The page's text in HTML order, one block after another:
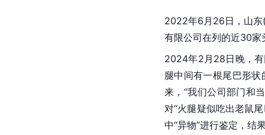
2022年6月26日，山东
有限公司在列的近30家
2024年2月28日晚，
腿中间有一根尾巴形
来，“我们公司部门和
对“火腿疑似吃出老鼠
中“异物”进行鉴定，结